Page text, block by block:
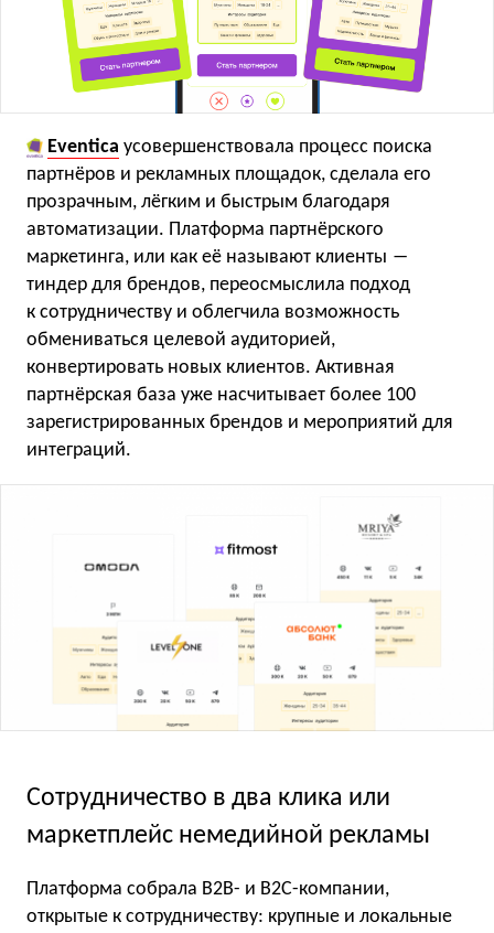
Eventica усовершенствовала процесс поиска
партнёров и рекламных площадок, сделала его
прозрачным, лёгким и быстрым благодаря
автоматизации. Платформа партнёрского
маркетинга, или как её называют клиенты ―
тиндер для брендов, переосмыслила подход
к сотрудничеству и облегчила возможность
обмениваться целевой аудиторией,
конвертировать новых клиентов. Активная
партнёрская база уже насчитывает более 100
зарегистрированных брендов и мероприятий для
интеграций.
Сотрудничество в два клика или
маркетплейс немедийной рекламы
Платформа собрала B2B- и B2C-компании,
открытые к сотрудничеству: крупные и локальные